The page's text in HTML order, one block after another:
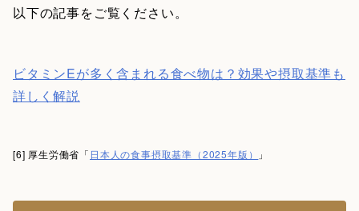
以下の記事をご覧ください。
ビタミンEが多く含まれる食べ物は？効果や摂取基準も
詳しく解説
[6] 厚生労働省「 日本人の食事摂取基準（2025年版） 」